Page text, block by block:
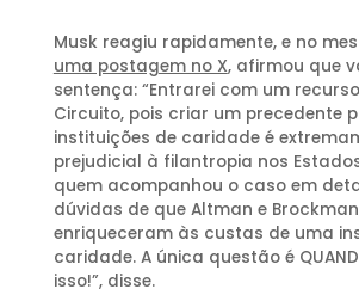
Musk reagiu rapidamente, e no
uma postagem no X, afirmou que
sentença: “Entrarei com um
Circuito, pois criar um precedente
instituições de caridade é
prejudicial à filantropia nos
quem acompanhou o caso em
dúvidas de que Altman e Brockman
enriqueceram às custas de uma
caridade. A única questão é
isso!”, disse.